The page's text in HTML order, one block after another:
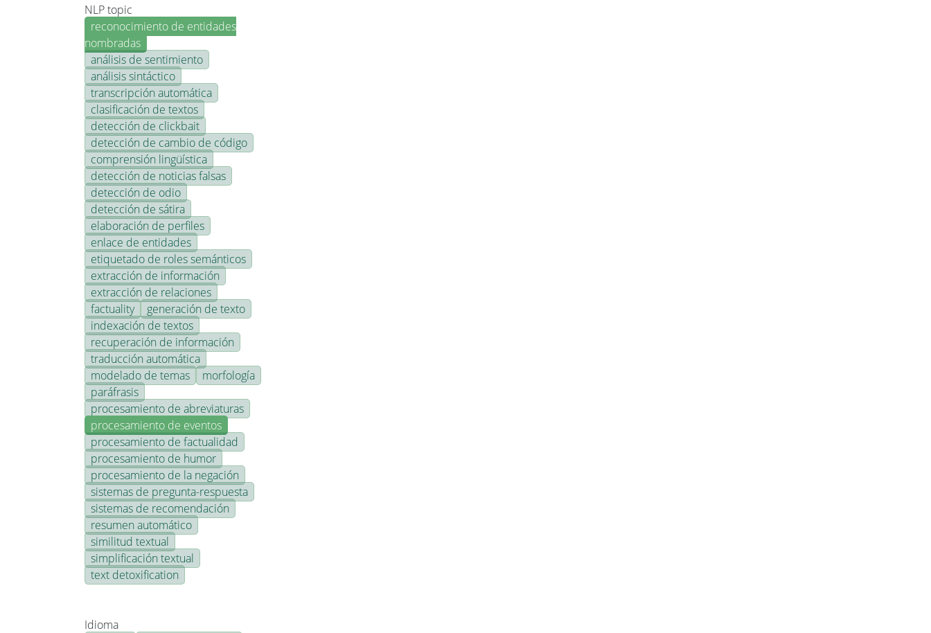
NLP topic
reconocimiento de entidades
nombradas
análisis de sentimiento
análisis sintáctico
transcripción automática
clasificación de textos
detección de clickbait
detección de cambio de código
comprensión lingüística
detección de noticias falsas
detección de odio
detección de sátira
elaboración de perfiles
enlace de entidades
etiquetado de roles semánticos
extracción de información
extracción de relaciones
factuality
generación de texto
indexación de textos
recuperación de información
traducción automática
modelado de temas
morfología
paráfrasis
procesamiento de abreviaturas
procesamiento de eventos
procesamiento de factualidad
procesamiento de humor
procesamiento de la negación
sistemas de pregunta-respuesta
sistemas de recomendación
resumen automático
similitud textual
simplificación textual
text detoxification
Idioma